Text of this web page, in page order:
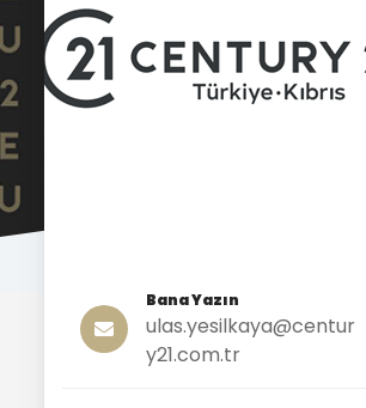
Bana Yazın
ulas.yesilkaya@centur
y21.com.tr